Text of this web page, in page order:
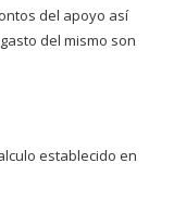
del apoyo así
del mismo son
establecido en